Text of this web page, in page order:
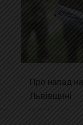
Про напад
Львівщині